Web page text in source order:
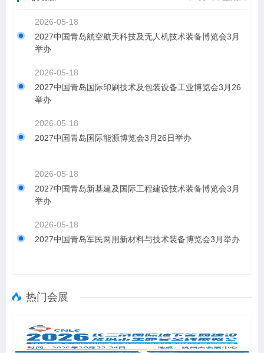
2026-05-18
2027中国青岛航空航天科技及无人机技术装备博览会3月
举办
2026-05-18
2027中国青岛国际印刷技术及包装设备工业博览会3月26
举办
2026-05-18
2027中国青岛国际能源博览会3月26日举办
2026-05-18
2027中国青岛新基建及国际工程建设技术装备博览会3月
举办
2026-05-18
2027中国青岛军民两用新材料与技术装备博览会3月举办
热门会展